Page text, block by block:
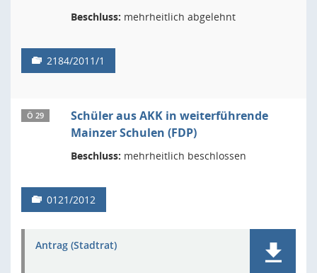
Beschluss: mehrheitlich abgelehnt
2184/2011/1
Ö 29
Schüler aus AKK in weiterführende
Mainzer Schulen (FDP)
Beschluss: mehrheitlich beschlossen
0121/2012
Antrag (Stadtrat)